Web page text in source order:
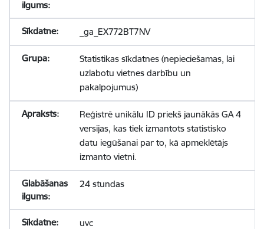
_ga_EX772BT7NV
Statistikas sīkdatnes (nepieciešamas, lai
uzlabotu vietnes darbību un
pakalpojumus)
Reģistrē unikālu ID priekš jaunākās GA 4
versijas, kas tiek izmantots statistisko
datu iegūšanai par to, kā apmeklētājs
izmanto vietni.
24 stundas
uvc